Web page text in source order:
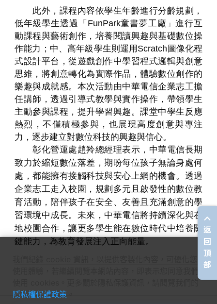
此外，課程內容依學生年齡進行分齡規劃，
低年級學生透過「 FunPark童書夢工廠」進行互
動課程與藝術創作，培養閱讀興趣與基礎數位操
作能力；中、高年級學生則運用 Scratch 圖像化程
式設計平台，從遊戲創作中學習程式邏輯與創意
思維，將創意轉化為實際作品，體驗數位創作的
樂趣與成就感。本次活動由中華電信企業志工擔
任講師，透過引導式教學與實作操作，帶領學生
主動參與課程，提升學習興趣。課堂中學生反應
熱烈，不僅積極參與，也展現高度創意與專注
力，逐步建立對數位科技的興趣與信心。
彰化營運處趙羚總經理表示，中華電信長期
致力於縮短數位落差，期盼每位孩子無論身處何
處，都能擁有接觸科技與安心上網的機會。透過
企業志工走入校園，規劃多元且啟發性的數位教
育活動，陪伴孩子在安全、友善且充滿創意的學
習環境中成長。未來，中華電信將持續深化與在
地校園合作，讓更多學生能在數位時代中培養關
鍵能力，為教育發展注入正向能量。
返
回
頂
部
我們紀錄 cookie 資訊，以提供客製化內容，可優化您的
隱私權保護政策。